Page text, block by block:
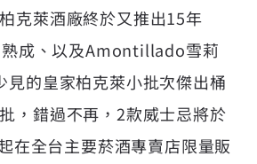
克萊酒廠終於又推出15年
成、以及Amontillado雪莉
見的皇家柏克萊小批次傑出桶
，錯過不再，2款威士忌將於
在全台主要菸酒專賣店限量販